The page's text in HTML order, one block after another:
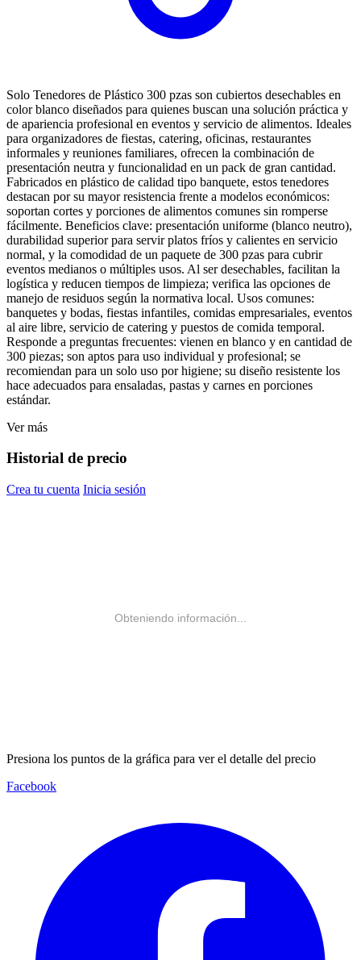
Solo Tenedores de Plástico 300 pzas son cubiertos desechables en
color blanco diseñados para quienes buscan una solución práctica y
de apariencia profesional en eventos y servicio de alimentos. Ideales
para organizadores de fiestas, catering, oficinas, restaurantes
informales y reuniones familiares, ofrecen la combinación de
presentación neutra y funcionalidad en un pack de gran cantidad.
Fabricados en plástico de calidad tipo banquete, estos tenedores
destacan por su mayor resistencia frente a modelos económicos:
soportan cortes y porciones de alimentos comunes sin romperse
fácilmente. Beneficios clave: presentación uniforme (blanco neutro),
durabilidad superior para servir platos fríos y calientes en servicio
normal, y la comodidad de un paquete de 300 pzas para cubrir
eventos medianos o múltiples usos. Al ser desechables, facilitan la
logística y reducen tiempos de limpieza; verifica las opciones de
manejo de residuos según la normativa local. Usos comunes:
banquetes y bodas, fiestas infantiles, comidas empresariales, eventos
al aire libre, servicio de catering y puestos de comida temporal.
Responde a preguntas frecuentes: vienen en blanco y en cantidad de
300 piezas; son aptos para uso individual y profesional; se
recomiendan para un solo uso por higiene; su diseño resistente los
hace adecuados para ensaladas, pastas y carnes en porciones
estándar.
Ver más
Historial de precio
Crea tu cuenta Inicia sesión
Obteniendo información...
Presiona los puntos de la gráfica para ver el detalle del precio
Facebook